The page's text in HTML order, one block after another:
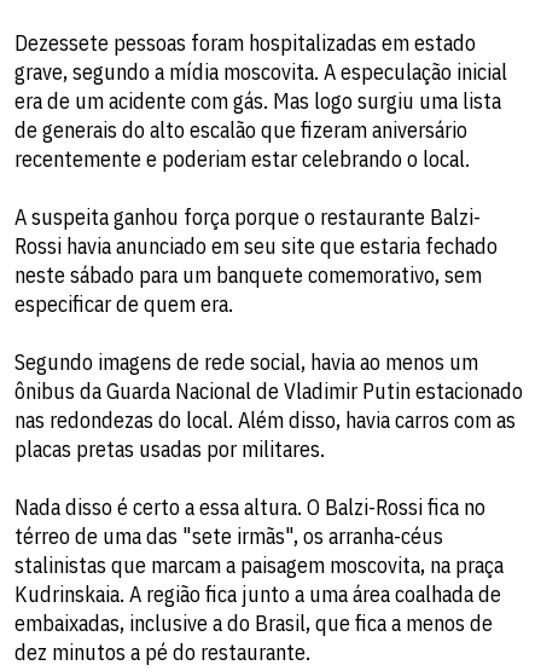
Dezessete pessoas foram hospitalizadas em estado
grave, segundo a mídia moscovita. A especulação inicial
era de um acidente com gás. Mas logo surgiu uma lista
de generais do alto escalão que fizeram aniversário
recentemente e poderiam estar celebrando o local.
A suspeita ganhou força porque o restaurante Balzi-
Rossi havia anunciado em seu site que estaria fechado
neste sábado para um banquete comemorativo, sem
especificar de quem era.
Segundo imagens de rede social, havia ao menos um
ônibus da Guarda Nacional de Vladimir Putin estacionado
nas redondezas do local. Além disso, havia carros com as
placas pretas usadas por militares.
Nada disso é certo a essa altura. O Balzi-Rossi fica no
térreo de uma das "sete irmãs", os arranha-céus
stalinistas que marcam a paisagem moscovita, na praça
Kudrinskaia. A região fica junto a uma área coalhada de
embaixadas, inclusive a do Brasil, que fica a menos de
dez minutos a pé do restaurante.